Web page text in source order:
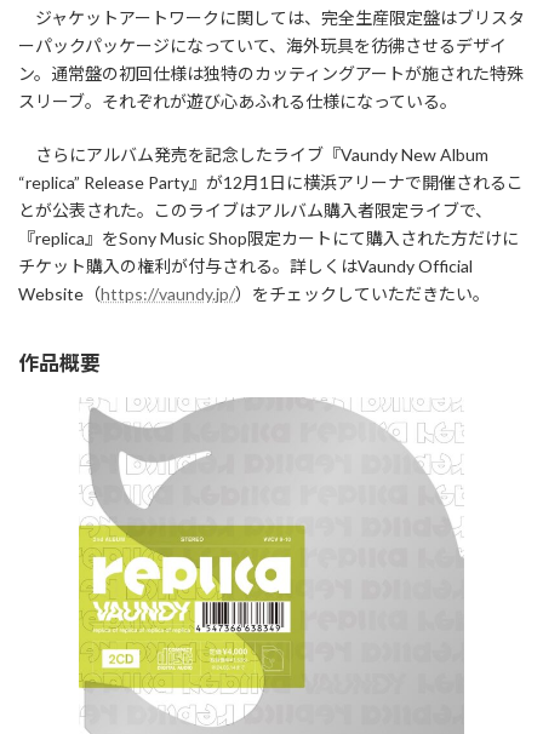
ジャケットアートワークに関しては、完全生産限定盤はブリスタ
ーパックパッケージになっていて、海外玩具を彷彿させるデザイ
ン。通常盤の初回仕様は独特のカッティングアートが施された特殊
スリーブ。それぞれが遊び心あふれる仕様になっている。
さらにアルバム発売を記念したライブ『Vaundy New Album
“replica” Release Party』が12月1日に横浜アリーナで開催されるこ
とが公表された。このライブはアルバム購入者限定ライブで、
『replica』をSony Music Shop限定カートにて購入された方だけに
チケット購入の権利が付与される。詳しくはVaundy Official
Website（https://vaundy.jp/）をチェックしていただきたい。
作品概要